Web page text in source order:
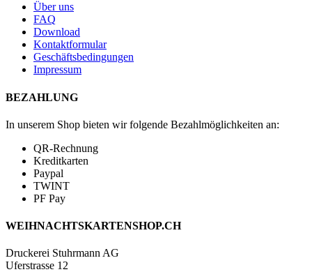
Über uns
FAQ
Download
Kontaktformular
Geschäftsbedingungen
Impressum
BEZAHLUNG
In unserem Shop bieten wir folgende Bezahlmöglichkeiten an:
QR-Rechnung
Kreditkarten
Paypal
TWINT
PF Pay
WEIHNACHTSKARTENSHOP.CH
Druckerei Stuhrmann AG
Uferstrasse 12